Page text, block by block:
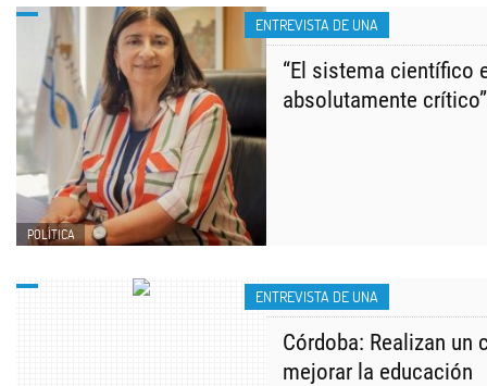
ENTREVISTA DE UNA
POLÍTICA
“El sistema científico
absolutamente crítico”
ENTREVISTA DE UNA
Córdoba: Realizan un
mejorar la educación